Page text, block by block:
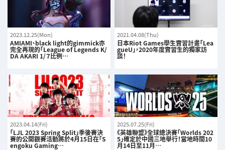
2023.12.25(Mon)
AMIAMI、black light的gimmick亦
完全再現的「League of Legends K/
DA AKARI 1/７比例…
2021.04.08(Thu)
日本Riot Games學生實習計畫「Lea
gueU」，2020年度實習生的獨家訪
談！
2023.04.14(Fri)
「LJL 2023 Spring Split」季後賽決
賽的公開觀賽活動將於4月15日在「S
engoku Gaming…
2025.07.25(Fri)
《英雄聯盟》全球總決賽「Worlds 202
5」確定於中國三地舉行！當地時間10
月14日至11月…